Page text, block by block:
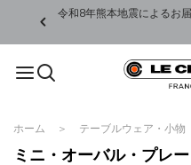
令和8年熊本地震によるお
ホーム テーブルウェア・小物
ミニ・オーバル・プレ